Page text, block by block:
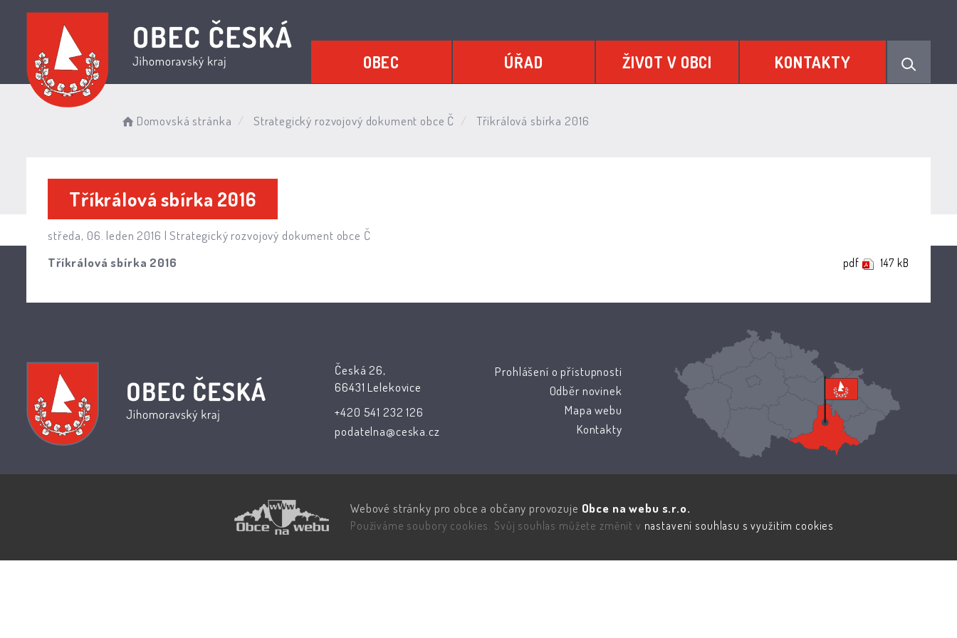
OBEC ÚŘAD ŽIVOT V OBCI KONTAKTY
Domovská stránka Strategický rozvojový dokument obce Č Tříkrálová sbírka 2016
Tříkrálová sbírka 2016
středa, 06. leden 2016 |Strategický rozvojový dokument obce Č
Tříkrálová sbírka 2016
pdf 147 kB
Česká 26,
66431 Lelekovice
+420 541 232 126
podatelna@ceska.cz
Prohlášení o přístupnosti
Odběr novinek
Mapa webu
Kontakty
Webové stránky pro obce a občany provozuje Obce na webu s.r.o.
Používáme soubory cookies. Svůj souhlas můžete změnit v nastavení souhlasu s využitím cookies.